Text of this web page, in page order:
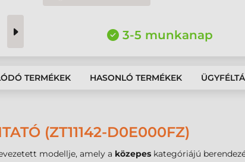
3-5 munkanap
TERMÉKEK HASONLÓ TERMÉKEK
(ZT11142-D0E000FZ)
modellje, amely a közepes kategóriájú